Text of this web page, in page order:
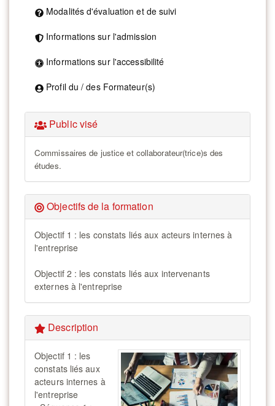
Modalités d'évaluation et de suivi
Informations sur l'admission
Informations sur l'accessibilité
Profil du / des Formateur(s)
Public visé
Commissaires de justice et collaborateur(trice)s des
études.
Objectifs de la formation
Objectif 1 : les constats liés aux acteurs internes à
l'entreprise
Objectif 2 : les constats liés aux intervenants
externes à l'entreprise
Description
Objectif 1 : les
constats liés aux
acteurs internes à
l'entreprise